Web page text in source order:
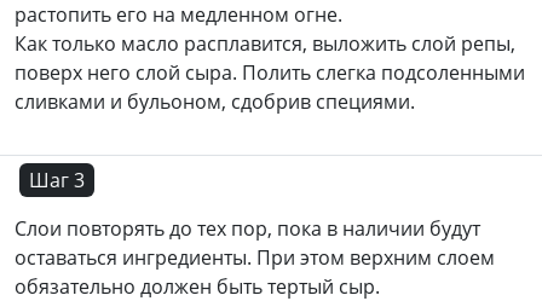
растопить его на медленном огне.
Как только масло расплавится, выложить слой репы,
поверх него слой сыра. Полить слегка подсоленными
сливками и бульоном, сдобрив специями.
Шаг 3
Слои повторять до тех пор, пока в наличии будут
оставаться ингредиенты. При этом верхним слоем
обязательно должен быть тертый сыр.